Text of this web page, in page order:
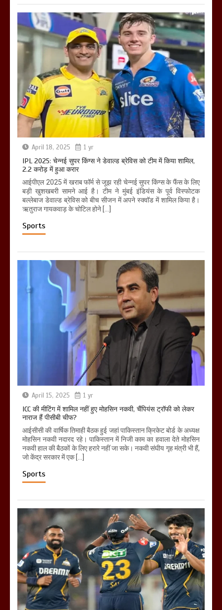
April 18, 2025 1 yr
IPL 2025: चेन्नई सुपर किंग्स ने डेवाल्ड ब्रेविस को टीम में किया शामिल,
2.2 करोड़ में हुआ करार
आईपीएल 2025 में खराब फॉर्म से जूझ रही चेन्नई सुपर किंग्स के फैंस के लिए
बड़ी खुशखबरी सामने आई है। टीम ने मुंबई इंडियंस के पूर्व विस्फोटक
बल्लेबाज डेवाल्ड ब्रेविस को बीच सीजन में अपने स्क्वॉड में शामिल किया है।
ऋतुराज गायकवाड़ के चोटिल होने […]
Sports
April 15, 2025 1 yr
ICC की मीटिंग में शामिल नहीं हुए मोहसिन नकवी, चैंपियंस ट्रॉफी को लेकर
नाराज हैं पीसीबी चीफ?
आईसीसी की वार्षिक तिमाही बैठक हुई जहां पाकिस्तान क्रिकेट बोर्ड के अध्यक्ष
मोहसिन नकवी नदारद रहे। पाकिस्तान में निजी काम का हवाला देते मोहसिन
नकवी हाल की बैठकों के लिए हरारे नहीं जा सके। नकवी संघीय गृह मंत्री भी हैं,
जो केंद्र सरकार में एक […]
Sports